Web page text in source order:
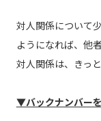
対人関係について
ようになれば、他
対人関係は、きっ
▼バックナンバー